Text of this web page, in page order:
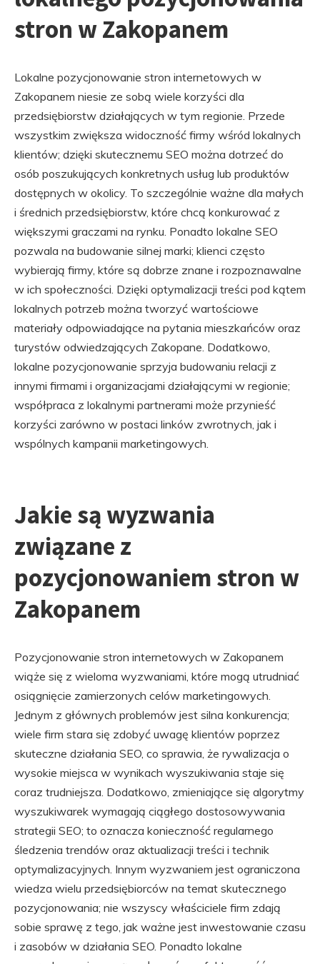
stron w Zakopanem
Lokalne pozycjonowanie stron internetowych w
Zakopanem niesie ze sobą wiele korzyści dla
przedsiębiorstw działających w tym regionie. Przede
wszystkim zwiększa widoczność firmy wśród lokalnych
klientów; dzięki skutecznemu SEO można dotrzeć do
osób poszukujących konkretnych usług lub produktów
dostępnych w okolicy. To szczególnie ważne dla małych
i średnich przedsiębiorstw, które chcą konkurować z
większymi graczami na rynku. Ponadto lokalne SEO
pozwala na budowanie silnej marki; klienci często
wybierają firmy, które są dobrze znane i rozpoznawalne
w ich społeczności. Dzięki optymalizacji treści pod kątem
lokalnych potrzeb można tworzyć wartościowe
materiały odpowiadające na pytania mieszkańców oraz
turystów odwiedzających Zakopane. Dodatkowo,
lokalne pozycjonowanie sprzyja budowaniu relacji z
innymi firmami i organizacjami działającymi w regionie;
współpraca z lokalnymi partnerami może przynieść
korzyści zarówno w postaci linków zwrotnych, jak i
wspólnych kampanii marketingowych.
Jakie są wyzwania
związane z
pozycjonowaniem stron w
Zakopanem
Pozycjonowanie stron internetowych w Zakopanem
wiąże się z wieloma wyzwaniami, które mogą utrudniać
osiągnięcie zamierzonych celów marketingowych.
Jednym z głównych problemów jest silna konkurencja;
wiele firm stara się zdobyć uwagę klientów poprzez
skuteczne działania SEO, co sprawia, że rywalizacja o
wysokie miejsca w wynikach wyszukiwania staje się
coraz trudniejsza. Dodatkowo, zmieniające się algorytmy
wyszukiwarek wymagają ciągłego dostosowywania
strategii SEO; to oznacza konieczność regularnego
śledzenia trendów oraz aktualizacji treści i technik
optymalizacyjnych. Innym wyzwaniem jest ograniczona
wiedza wielu przedsiębiorców na temat skutecznego
pozycjonowania; nie wszyscy właściciele firm zdają
sobie sprawę z tego, jak ważne jest inwestowanie czasu
i zasobów w działania SEO. Ponadto lokalne